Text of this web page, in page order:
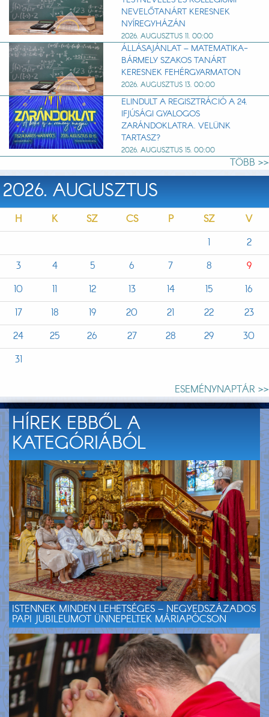
NEVELŐTANÁRT KERESNEK
NYÍREGYHÁZÁN
2026. AUGUSZTUS 11. 00:00
ÁLLÁSAJÁNLAT – MATEMATIKA-
BÁRMELY SZAKOS TANÁRT
KERESNEK FEHÉRGYARMATON
2026. AUGUSZTUS 13. 00:00
ELINDULT A REGISZTRÁCIÓ A 24.
IFJÚSÁGI GYALOGOS
ZARÁNDOKLATRA. VELÜNK
TARTASZ?
2026. AUGUSZTUS 15. 00:00
TÖBB >>
2026. AUGUSZTUS
H K SZ CS P SZ
V
1
2
3
4 5 6 7 8
9
10
11 12 13 14 15
16
17
18 19 20 21 22
23
24
25 26 27 28 29
30
31
ESEMÉNYNAPTÁR >>
HÍREK EBBŐL A
KATEGÓRIÁBÓL
ISTENNEK MINDEN LEHETSÉGES – NEGYEDSZÁZADOS
PAPI JUBILEUMOT ÜNNEPELTEK MÁRIAPÓCSON